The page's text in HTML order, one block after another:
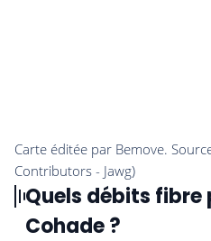
Quels débits
Cohade ?